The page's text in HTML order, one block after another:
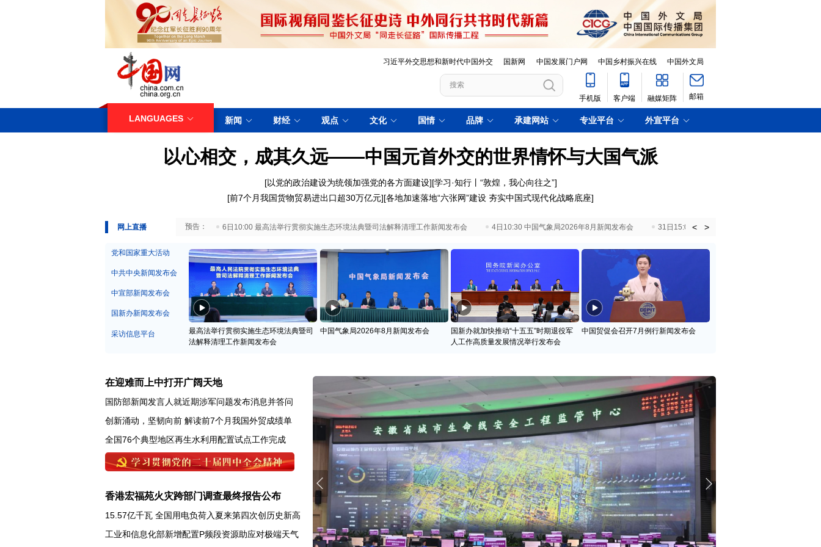
习近平外交思想和新时代中国外交 国新网 中国发展门户网 中国乡村振兴在线 中国外文局
手机版 客户端 融媒矩阵 邮箱
LANGUAGES 新闻 财经 观点 文化 国情 品牌 承建网站 专业平台 外宣平台
以心相交，成其久远——中国元首外交的世界情怀与大国气派
[以党的政治建设为统领加强党的各方面建设][学习·知行丨“敦煌，我心向往之”]
[前7个月我国货物贸易进出口超30万亿元][各地加速落地“六张网”建设 夯实中国式现代化战略底座]
网上直播
29日10:00 国务院台湾事务办公室7月29日举行新闻发布会 6日10:00 最高法举行贯彻实施生态环境法典暨司法解释清理工作新闻发布会 4日10:30 中国气象局2026年8月新闻发布会 31日15:00 国新办就加快推动“十五五”时期退役
< >
党和国家重大活动
中共中央新闻发布会
中宣部新闻发布会
国新办新闻发布会
采访信息平台
最高法举行贯彻实施生态环境法典暨司
法解释清理工作新闻发布会
中国气象局2026年8月新闻发布会
国新办就加快推动“十五五”时期退役军
人工作高质量发展情况举行发布会
中国贸促会召开7月例行新闻发布会
在迎难而上中打开广阔天地
国防部新闻发言人就近期涉军问题发布消息并答问
创新涌动，坚韧向前 解读前7个月我国外贸成绩单
全国76个典型地区再生水利用配置试点工作完成
香港宏福苑火灾跨部门调查最终报告公布
15.57亿千瓦 全国用电负荷入夏来第四次创历史新高
工业和信息化部新增配置P频段资源助应对极端天气